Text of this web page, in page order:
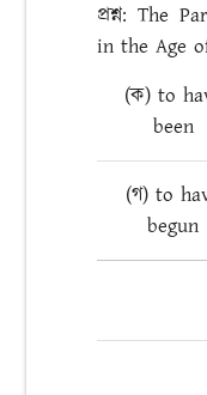
প্রশ্ন: The
in the Age
(ক) to
been
(গ) to
begun